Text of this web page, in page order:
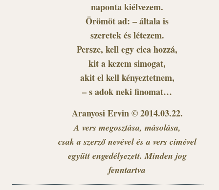
naponta kiélvezem.
Örömöt ad: – általa is
szeretek és létezem.
Persze, kell egy cica hozzá,
kit a kezem simogat,
akit el kell kényeztetnem,
– s adok neki finomat…
Aranyosi Ervin © 2014.03.22.
A vers megosztása, másolása,
csak a szerző nevével és a vers címével
együtt engedélyezett. Minden jog
fenntartva